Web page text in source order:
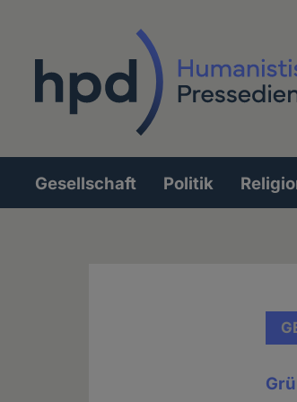
Hauptnavigation
Gesellschaft Politik